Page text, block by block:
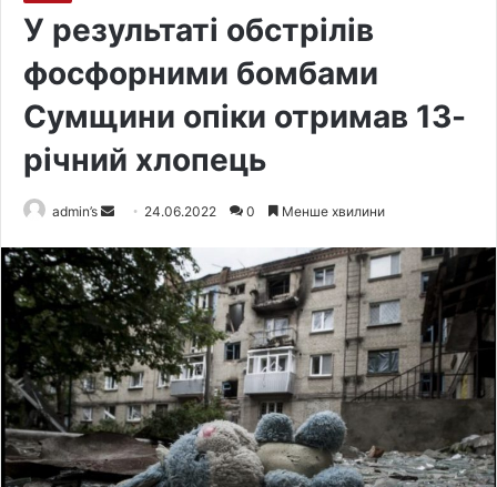
У результаті обстрілів
фосфорними бомбами
Сумщини опіки отримав 13-
річний хлопець
admin’s
n
d
a
n
e
m
a
i
l
24.06.2022 0 Менше хвилини